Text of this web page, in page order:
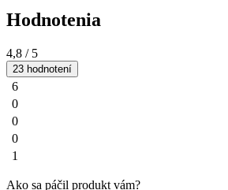
Hodnotenia
4,8 / 5
23 hodnotení
6
0
0
0
1
Ako sa páčil produkt vám?